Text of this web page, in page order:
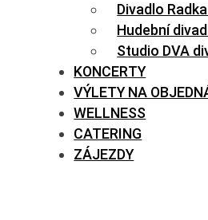
Divadlo
Hudební
Studio DVA
KONCERTY
VÝLETY NA
WELLNESS
CATERING
ZÁJEZDY